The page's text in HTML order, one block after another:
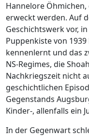
Hannelore
erweckt werden. Auf
Geschichtswerk vor,
Puppenkiste von
kennenlernt und das
NS-Regimes, die
Nachkriegszeit nicht
geschichtlichen
Gegenstands
Kinder-, allenfalls ein
In der Gegenwart